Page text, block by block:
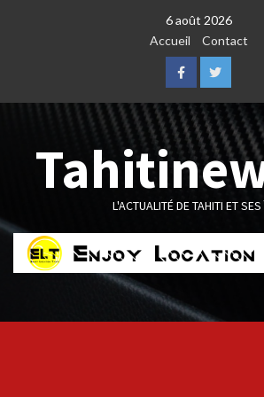
6 août 2026
Accueil
Contact
FacebookTwitter
L'ACTUALITÉ DE TAHITI ET SES